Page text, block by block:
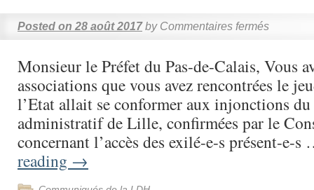
Posted on 28 août 2017 by Commentaires fermés
Monsieur le Préfet du Pas-de-Calais, Vous
associations que vous avez rencontrées le
l’Etat allait se conformer aux injonctions
administratif de Lille, confirmées par le
concernant l’accès des exilé-e-s présent-e-
reading →